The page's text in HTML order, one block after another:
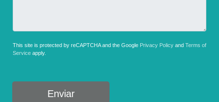
This site is protected by reCAPTCHA and the Google Privacy Policy and Terms of
Service apply.
Enviar